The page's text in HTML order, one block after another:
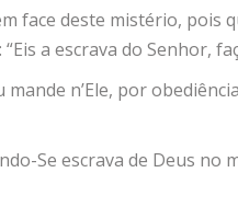
deste mistério, pois
a escrava do Senhor,
n’Ele, por
Se escrava de Deus no